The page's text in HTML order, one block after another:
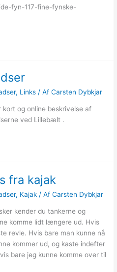
fyn-117-fine-fynske-
, Links / AfCarsten Dybkjar
og online beskrivelse af
ved Lillebælt .
fra kajak
, Kajak / AfCarsten Dybkjar
kender du tankerne og
komme lidt længere ud. Hvis
revle. Hvis bare man kunne nå
kommer ud, og kaste indefter
bare jeg kunne komme over til